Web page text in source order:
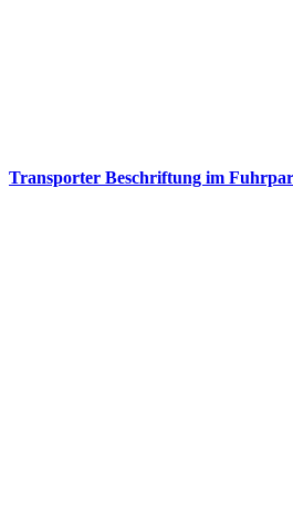
Transporter Beschriftung im